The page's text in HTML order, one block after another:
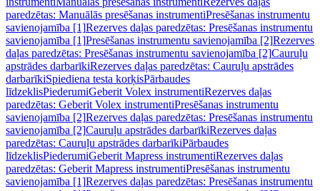
paredzētas: Manuālās presēšanas instrumentiPresēšanas instrumentu
savienojamība [1]Rezerves daļas paredzētas: Presēšanas instrumentu
savienojamība [1]Presēšanas instrumentu savienojamība [2]Rezerves
daļas paredzētas: Presēšanas instrumentu savienojamība [2]Cauruļu
apstrādes darbarīkiRezerves daļas paredzētas: Cauruļu apstrādes
darbarīkiSpiediena testa korķisPārbaudes
līdzeklisPiederumiGeberit Volex instrumentiRezerves daļas
paredzētas: Geberit Volex instrumentiPresēšanas instrumentu
savienojamība [2]Rezerves daļas paredzētas: Presēšanas instrumentu
savienojamība [2]Cauruļu apstrādes darbarīkiRezerves daļas
paredzētas: Cauruļu apstrādes darbarīkiPārbaudes
līdzeklisPiederumiGeberit Mapress instrumentiRezerves daļas
paredzētas: Geberit Mapress instrumentiPresēšanas instrumentu
savienojamība [1]Rezerves daļas paredzētas: Presēšanas instrumentu